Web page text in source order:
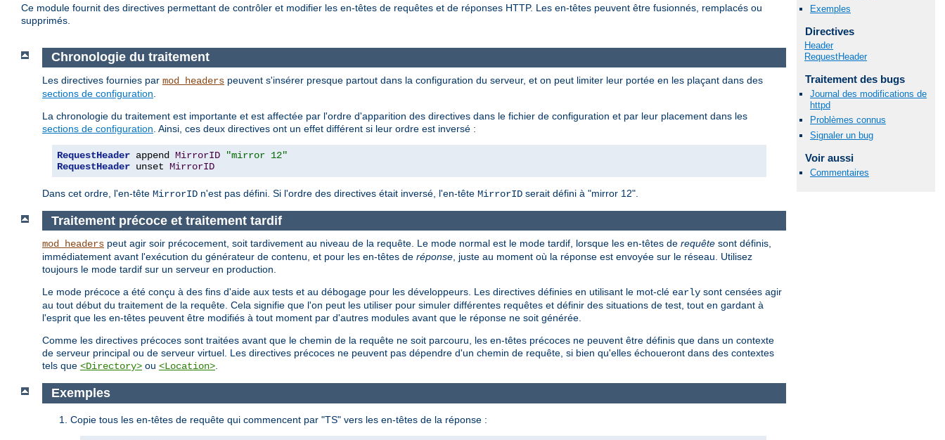
Ce module fournit des directives permettant de contrôler et modifier les en-têtes de requêtes et de réponses HTTP. Les en-têtes peuvent être fusionnés, remplacés ou
supprimés.
Exemples
Directives
Header
RequestHeader
Traitement des bugs
Journal des modifications de
httpd
Problèmes connus
Signaler un bug
Voir aussi
Commentaires
Chronologie du traitement
Les directives fournies par mod_headers peuvent s'insérer presque partout dans la configuration du serveur, et on peut limiter leur portée en les plaçant dans des
sections de configuration
La chronologie du traitement est importante et est affectée par l'ordre d'apparition des directives dans le fichier de configuration et par leur placement dans les
sections de configuration . Ainsi, ces deux directives ont un effet différent si leur ordre est inversé :
RequestHeader append MirrorID
"mirror 12"
RequestHeader unset MirrorID
Dans cet ordre, l'en-tête MirrorID n'est pas défini. Si l'ordre des directives était inversé, l'en-tête MirrorID serait défini à "mirror 12".
Traitement précoce et traitement tardif
mod_headers peut agir soir précocement, soit tardivement au niveau de la requête. Le mode normal est le mode tardif, lorsque les en-têtes de requête sont définis,
immédiatement avant l'exécution du générateur de contenu, et pour les en-têtes de réponse, juste au moment où la réponse est envoyée sur le réseau. Utilisez
toujours le mode tardif sur un serveur en production.
Le mode précoce a été conçu à des fins d'aide aux tests et au débogage pour les développeurs. Les directives définies en utilisant le mot-clé early sont censées agir
au tout début du traitement de la requête. Cela signifie que l'on peut les utiliser pour simuler différentes requêtes et définir des situations de test, tout en gardant à
l'esprit que les en-têtes peuvent être modifiés à tout moment par d'autres modules avant que le réponse ne soit générée.
Comme les directives précoces sont traitées avant que le chemin de la requête ne soit parcouru, les en-têtes précoces ne peuvent être définis que dans un contexte
de serveur principal ou de serveur virtuel. Les directives précoces ne peuvent pas dépendre d'un chemin de requête, si bien qu'elles échoueront dans des contextes
tels que <Directory> ou <Location>.
Exemples
Copie tous les en-têtes de requête qui commencent par "TS" vers les en-têtes de la réponse :